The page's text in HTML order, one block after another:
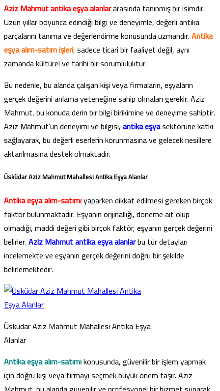
Aziz Mahmut antika eşya alanlararasında tanınmış bir isimdir.
Uzun yıllar boyunca edindiği bilgi ve deneyimle, değerli antika
parçalarını tanıma ve değerlendirme konusunda uzmandır.Antika
eşya alım-satım işleri, sadece ticari bir faaliyet değil, aynı
zamanda kültürel ve tarihi bir sorumluluktur.
Bu nedenle, bu alanda çalışan kişi veya firmaların, eşyaların
gerçek değerini anlama yeteneğine sahip olmaları gerekir. Aziz
Mahmut, bu konuda derin bir bilgi birikimine ve deneyime sahiptir.
Aziz Mahmut’un deneyimi ve bilgisi,antika eşyasektörüne katkı
sağlayarak, bu değerli eserlerin korunmasına ve gelecek nesillere
aktarılmasına destek olmaktadır.
Üsküdar Aziz Mahmut Mahallesi Antika Eşya Alanlar
Antika eşya alım-satımıyaparken dikkat edilmesi gereken birçok
faktör bulunmaktadır. Eşyanın orijinalliği, döneme ait olup
olmadığı, maddi değeri gibi birçok faktör, eşyanın gerçek değerini
belirler.Aziz Mahmut antika eşya alanlarbu tür detayları
incelemekte ve eşyanın gerçek değerini doğru bir şekilde
belirlemektedir.
Üsküdar Aziz Mahmut Mahallesi Antika Eşya
Alanlar
Antika eşya alım-satımıkonusunda, güvenilir bir işlem yapmak
için doğru kişi veya firmayı seçmek büyük önem taşır. Aziz